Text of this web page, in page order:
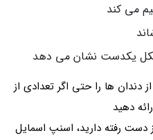
می کند
شکل یکدست نشان می دهد
دندان ها را حتی اگر تعدادی از
دهید
دست رفته دارید، اسنپ اسمایل